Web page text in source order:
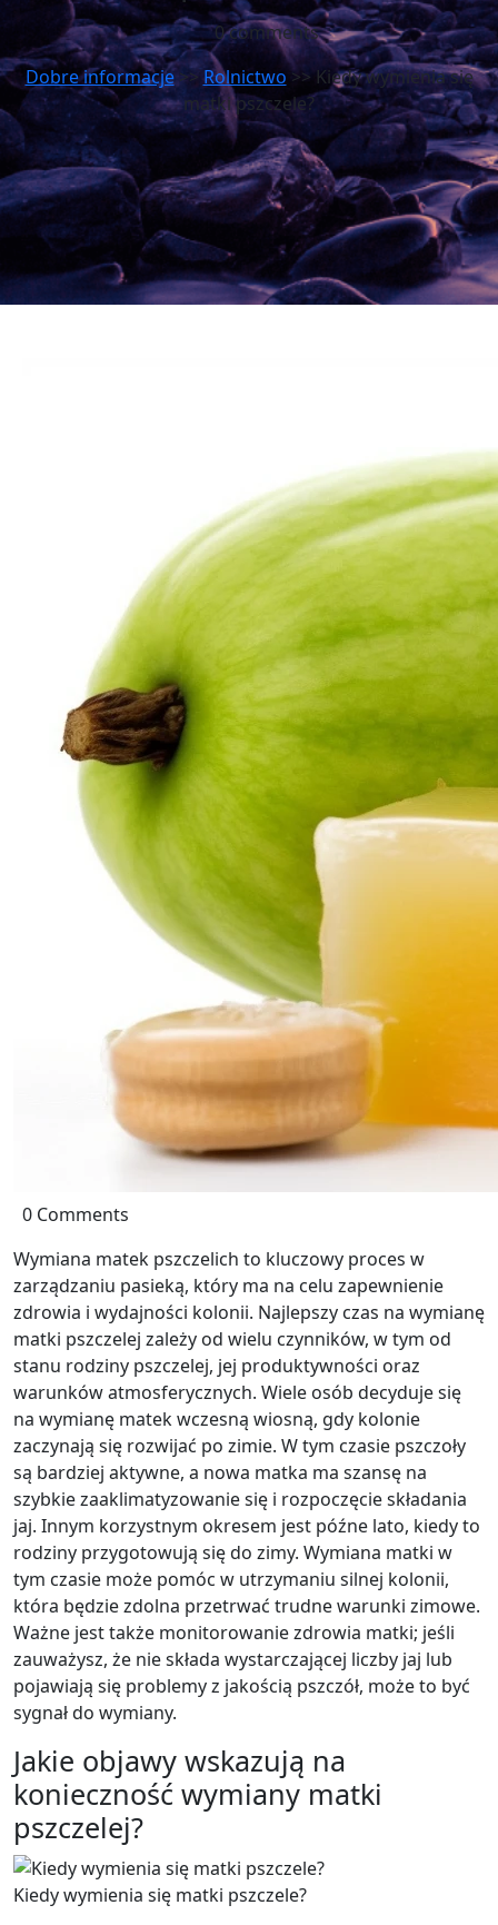
0 comments
Dobre informacje>>Rolnictwo >> Kiedy wymienia się
matki pszczele?
0 Comments
Wymiana matek pszczelich to kluczowy proces w
zarządzaniu pasieką, który ma na celu zapewnienie
zdrowia i wydajności kolonii. Najlepszy czas na wymianę
matki pszczelej zależy od wielu czynników, w tym od
stanu rodziny pszczelej, jej produktywności oraz
warunków atmosferycznych. Wiele osób decyduje się
na wymianę matek wczesną wiosną, gdy kolonie
zaczynają się rozwijać po zimie. W tym czasie pszczoły
są bardziej aktywne, a nowa matka ma szansę na
szybkie zaaklimatyzowanie się i rozpoczęcie składania
jaj. Innym korzystnym okresem jest późne lato, kiedy to
rodziny przygotowują się do zimy. Wymiana matki w
tym czasie może pomóc w utrzymaniu silnej kolonii,
która będzie zdolna przetrwać trudne warunki zimowe.
Ważne jest także monitorowanie zdrowia matki; jeśli
zauważysz, że nie składa wystarczającej liczby jaj lub
pojawiają się problemy z jakością pszczół, może to być
sygnał do wymiany.
Jakie objawy wskazują na
konieczność wymiany matki
pszczelej?
Kiedy wymienia się matki pszczele?